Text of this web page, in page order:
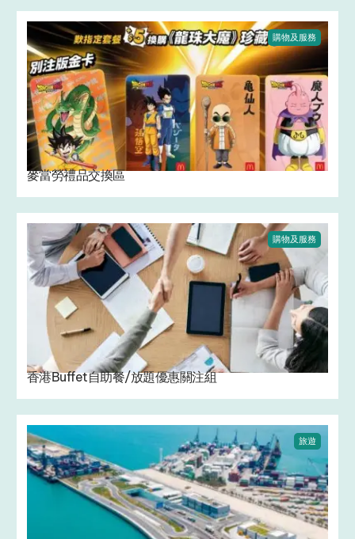
購物及服務
麥當勞禮品交換區
購物及服務
香港Buffet自助餐/放題優惠關注組
旅遊